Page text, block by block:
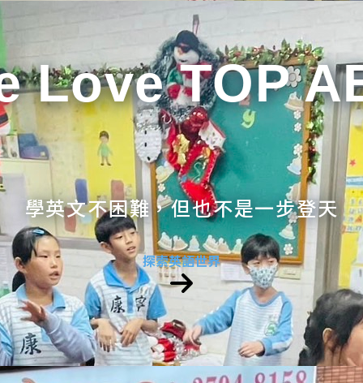
Love TOP
學英文不困難，但也不是一步登天
探索英語世界